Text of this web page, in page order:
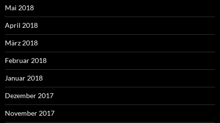
Mai 2018
April 2018
März 2018
Februar 2018
Januar 2018
Dezember 2017
November 2017